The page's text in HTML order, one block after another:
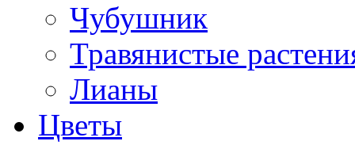
Чубушник
Травянистые
Лианы
Цветы